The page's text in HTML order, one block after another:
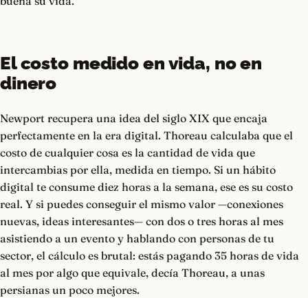
El costo medido en vida, no en
dinero
Newport recupera una idea del siglo XIX que encaja
perfectamente en la era digital. Thoreau calculaba que el
costo de cualquier cosa es la cantidad de vida que
intercambias por ella, medida en tiempo. Si un hábito
digital te consume diez horas a la semana, ese es su costo
real. Y si puedes conseguir el mismo valor —conexiones
nuevas, ideas interesantes— con dos o tres horas al mes
asistiendo a un evento y hablando con personas de tu
sector, el cálculo es brutal: estás pagando 35 horas de vida
al mes por algo que equivale, decía Thoreau, a unas
persianas un poco mejores.